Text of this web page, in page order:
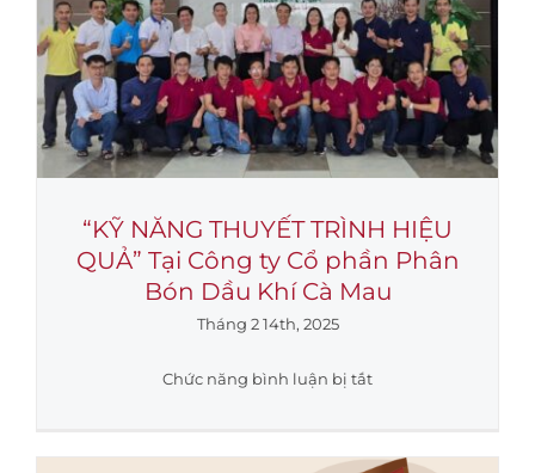
Chúc
mừng
Xuân
Ất
Tỵ
2025
“KỸ NĂNG THUYẾT TRÌNH HIỆU
QUẢ” Tại Công ty Cổ phần Phân
Bón Dầu Khí Cà Mau
Tháng 2 14th, 2025
Chức năng bình luận bị tắtở
THUYẾT